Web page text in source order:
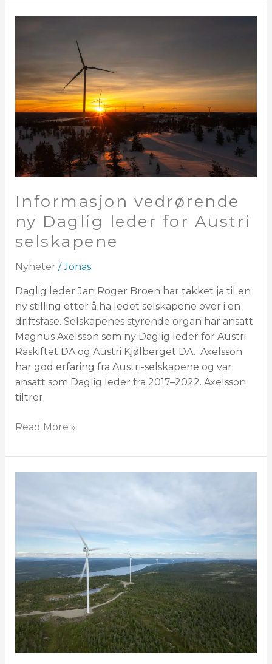
Informasjon vedrørende
ny Daglig leder for Austri
selskapene
Nyheter /Jonas
Daglig leder Jan Roger Broen har takket ja til en
ny stilling etter å ha ledet selskapene over i en
driftsfase. Selskapenes styrende organ har ansatt
Magnus Axelsson som ny Daglig leder for Austri
Raskiftet DA og Austri Kjølberget DA. Axelsson
har god erfaring fra Austri-selskapene og var
ansatt som Daglig leder fra 2017–2022. Axelsson
tiltrer
leder
for
Austri
selskapene
Read More »
med
nytt
hinderlyssystem